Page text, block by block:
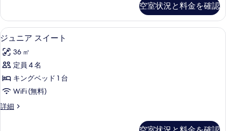
件
ム
の
す
べ
て
の
写
真
ー
ド
ル
ム
の
細
空室状況と料金を確認
ジ
ュ
ニ
ア
ス
イ
ー
ジュニア スイート | 1 室のベッドル
6
ジュニア スイート
36 ㎡
定員 4 名
キングベッド 1 台
WiFi (無料)
詳細
ジ